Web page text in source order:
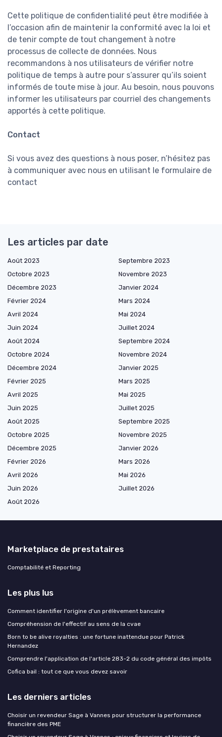
Cette politique de confidentialité peut être modifiée à
l’occasion afin de maintenir la conformité avec la loi et
de tenir compte de tout changement à notre
processus de collecte de données. Nous
recommandons à nos utilisateurs de vérifier notre
politique de temps à autre pour s’assurer qu’ils soient
informés de toute mise à jour. Au besoin, nous pouvons
informer les utilisateurs par courriel des changements
apportés à cette politique.
Contact
Si vous avez des questions à nous poser, n’hésitez pas
à communiquer avec nous en utilisant le formulaire de
contact
Les articles par date
Août 2023
Septembre 2023
Octobre 2023
Novembre 2023
Décembre 2023
Janvier 2024
Février 2024
Mars 2024
Avril 2024
Mai 2024
Juin 2024
Juillet 2024
Août 2024
Septembre 2024
Octobre 2024
Novembre 2024
Décembre 2024
Janvier 2025
Février 2025
Mars 2025
Avril 2025
Mai 2025
Juin 2025
Juillet 2025
Août 2025
Septembre 2025
Octobre 2025
Novembre 2025
Décembre 2025
Janvier 2026
Février 2026
Mars 2026
Avril 2026
Mai 2026
Juin 2026
Juillet 2026
Août 2026
Marketplace de prestataires
Comptabilité et Reporting
Les plus lus
Comment identifier l'origine d'un prélèvement bancaire
Compréhension de l'effectif au sens de la cvae
Born to be alive royalties : une fortune inattendue pour Patrick
Hernandez
Comprendre l'application de l'article 283-2 du code général des impôts
Cofica bail : tout ce que vous devez savoir
Les derniers articles
Choisir un revendeur Sage à Vannes pour structurer la performance
financière des PME